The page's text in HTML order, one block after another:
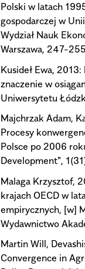
Polski w latach
gospodarczej w
Wydział Nauk
Warszawa, 247-
Kusideł Ewa,
znaczenie w
Uniwersytetu
Majchrzak Adam,
Procesy
Polsce po 2006
Development",
Malaga Krzysztof,
krajach OECD w
empirycznych, [w]
Wydawnictwo
Martin Will,
Convergence in